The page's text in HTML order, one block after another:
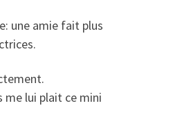
une amie fait plus
me lui plait ce mini